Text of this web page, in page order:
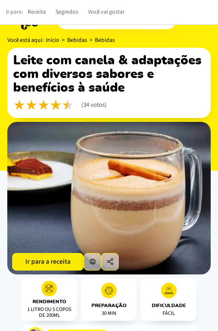
Você está aqui: Início > Bebidas > Bebidas
leite com canela & adaptações
com diversos sabores e
benefícios à saúde
(34 votos)
Ir para a receita
RENDIMENTO
1 LITRO OU 5 COPOS
DE 200ML
PREPARAÇÃO
30 MIN
DIFICULDADE
FÁCIL
Ir para: Receita Segredos Você vai gostar